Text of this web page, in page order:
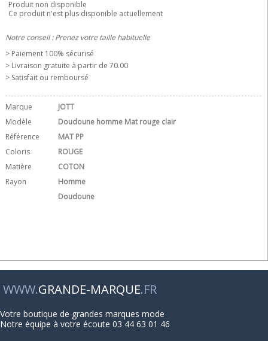
Produit non disponible
Ce produit n'est plus disponible actuellement
Notre conseil : Prenez votre taille habituelle
> Paiement 100% sécurisé
> Livraison gratuite à partir de 70.00 
> Satisfait ou remboursé
Marque
JOTT
Modèle
Doudoune homme Mat rouge clair
Référence
MAT PP
Coloris
ROUGE
Matière
COTON
Rayon
Homme
Doudoune
WWW.GRANDE-MARQUE.FR
Votre boutique de grandes marques mode
Notre équipe à votre écoute 03 44 63 01 46